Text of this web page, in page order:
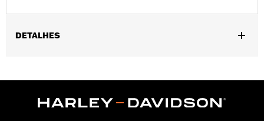
DETALHES
WARRANTY:90 day limited warranty � Go towww.h-
Imported